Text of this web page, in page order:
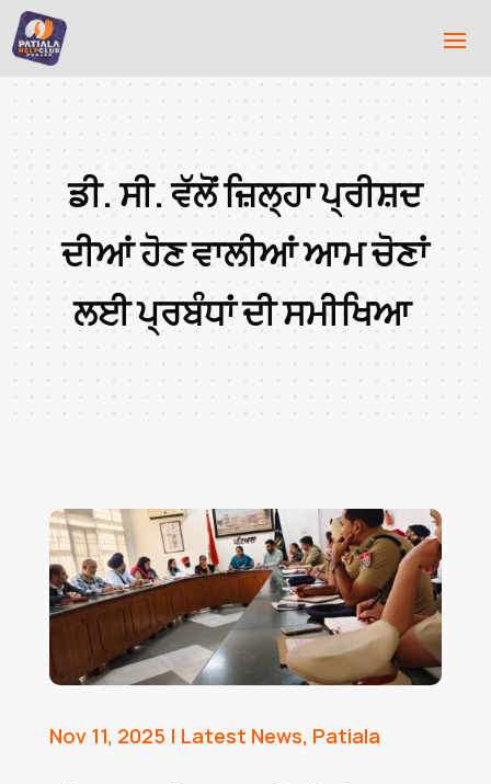
ਡੀ. ਸੀ. ਵੱਲੋਂ ਜ਼ਿਲ੍ਹਾ ਪ੍ਰੀਸ਼ਦ
ਦੀਆਂ ਹੋਣ ਵਾਲੀਆਂ ਆਮ ਚੋਣਾਂ
ਲਈ ਪ੍ਰਬੰਧਾਂ ਦੀ ਸਮੀਖਿਆ
Nov 11, 2025 | Latest News, Patiala